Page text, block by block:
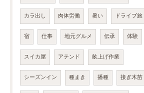
カラ出し 肉体労働 暑い ドライブ旅
宿 仕事 地元グルメ 伝承 体験
スイカ屋 アテンド 畝上げ作業
シーズンイン 種まき 播種 接ぎ木苗